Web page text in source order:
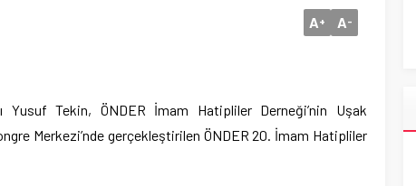
A+ A-
Yusuf Tekin, ÖNDER İmam Hatipliler Derneği’nin Uşak
Merkezi’nde gerçekleştirilen ÖNDER 20. İmam Hatipliler